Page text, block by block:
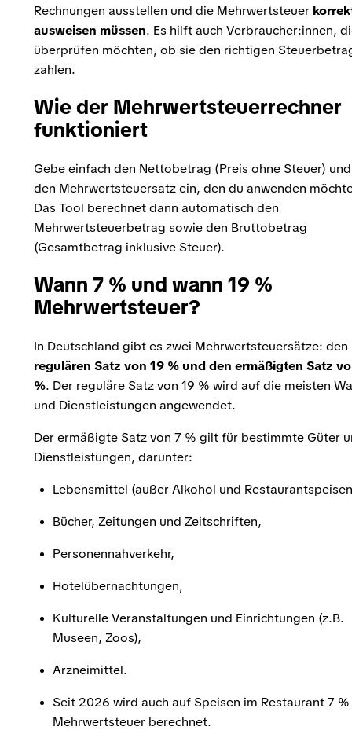
Rechnungen ausstellen und die Mehrwertsteuer
ausweisen müssen. Es hilft auch Verbraucher:innen,
überprüfen möchten, ob sie den richtigen
zahlen.
Wie der Mehrwertsteuerrechner
funktioniert
Gebe einfach den Nettobetrag (Preis ohne Steuer) und
den Mehrwertsteuersatz ein, den du anwenden
Das Tool berechnet dann automatisch den
Mehrwertsteuerbetrag sowie den Bruttobetrag
(Gesamtbetrag inklusive Steuer).
Wann 7 % und wann 19 %
Mehrwertsteuer?
In Deutschland gibt es zwei Mehrwertsteuersätze: den
regulären Satz von 19 % und den ermäßigten Satz
%. Der reguläre Satz von 19 % wird auf die meisten
und Dienstleistungen angewendet.
Der ermäßigte Satz von 7 % gilt für bestimmte Güter
Dienstleistungen, darunter:
Lebensmittel (außer Alkohol und
Bücher, Zeitungen und Zeitschriften,
Personennahverkehr,
Hotelübernachtungen,
Kulturelle Veranstaltungen und Einrichtungen (z.B.
Museen, Zoos),
Arzneimittel.
Seit 2026 wird auch auf Speisen im Restaurant 7 %
Mehrwertsteuer berechnet.